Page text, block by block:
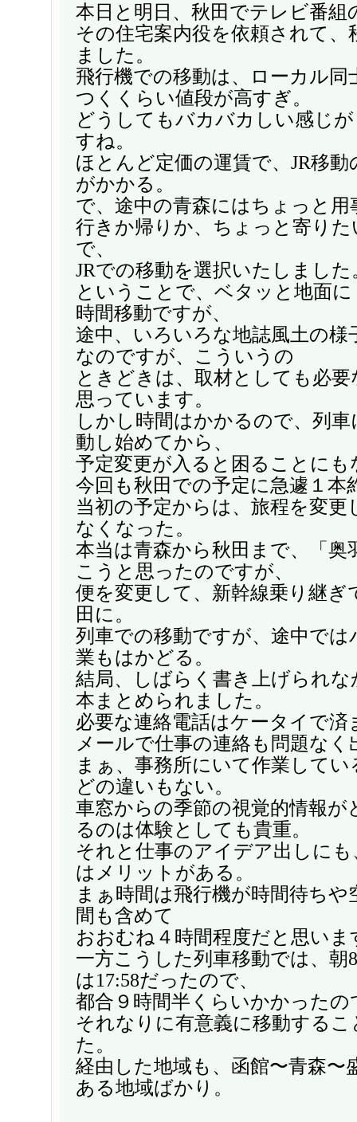
本日と明日、秋田でテレビ番組
その住宅案内役を依頼されて、
ました。
飛行機での移動は、ローカル同
つくくらい値段が高すぎ。
どうしてもバカバカしい感じ
すね。
ほとんど定価の運賃で、JR移動
がかかる。
で、途中の青森にはちょっと
行きか帰りか、ちょっと寄り
で、
JRでの移動を選択いたしました
ということで、ベタッと地面
時間移動ですが、
途中、いろいろな地誌風土の様
なのですが、こういうの
ときどきは、取材としても必
思っています。
しかし時間はかかるので、列
動し始めてから、
予定変更が入ると困ることにも
今回も秋田での予定に急遽１本
当初の予定からは、旅程を変
なくなった。
本当は青森から秋田まで、「奥
こうと思ったのですが、
便を変更して、新幹線乗り継ぎ
田に。
列車での移動ですが、途中で
業もはかどる。
結局、しばらく書き上げられ
本まとめられました。
必要な連絡電話はケータイで済
メールで仕事の連絡も問題なく
まぁ、事務所にいて作業して
どの違いもない。
車窓からの季節の視覚的情報が
るのは体験としても貴重。
それと仕事のアイデア出しに
はメリットがある。
まぁ時間は飛行機が時間待ちや
間も含めて
おおむね４時間程度だと思いま
一方こうした列車移動では、朝
は17:58だったので、
都合９時間半くらいかかったの
それなりに有意義に移動する
た。
経由した地域も、函館〜青森〜
ある地域ばかり。